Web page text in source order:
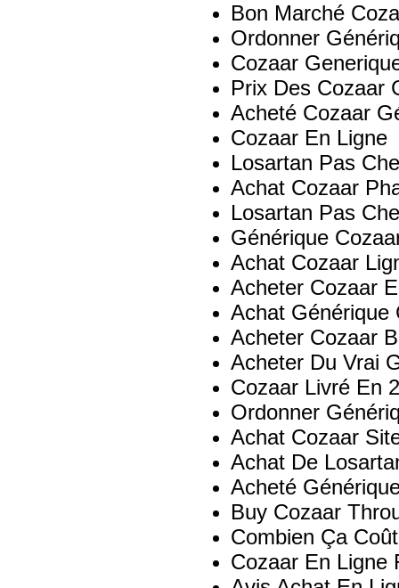
Bon Marché
Ordonner
Cozaar
Prix Des Cozaar
Acheté Cozaar
Cozaar En Ligne
Losartan Pas
Achat Cozaar
Losartan Pas
Générique
Achat Cozaar
Acheter Cozaar
Achat Générique
Acheter Cozaar
Acheter Du Vrai
Cozaar Livré En
Ordonner
Achat Cozaar
Achat De
Acheté
Buy Cozaar
Combien Ça
Cozaar En Ligne